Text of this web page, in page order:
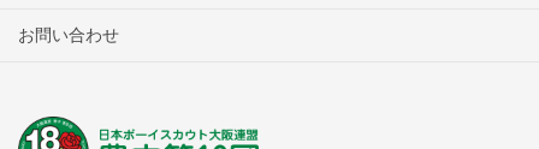
お問い合わせ